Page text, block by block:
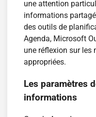
une attention
informations
des outils de
Agenda, Microsoft
une réflexion sur les
appropriées.
Les paramètres
informations